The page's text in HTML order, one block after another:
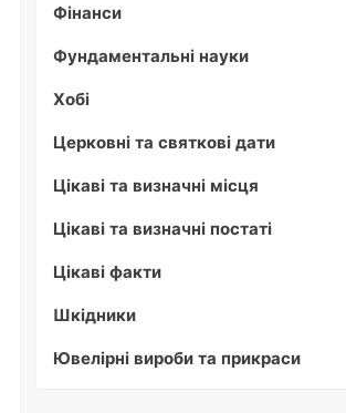
Фінанси
Фундаментальні науки
Хобі
Церковні та святкові дати
Цікаві та визначні місця
Цікаві та визначні постаті
Цікаві факти
Шкідники
Ювелірні вироби та прикраси